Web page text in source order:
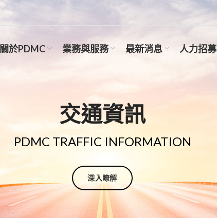
關於PDMC 業務與服務 最新消息 人力招募
交通資訊
PDMC TRAFFIC INFORMATION
深入瞭解